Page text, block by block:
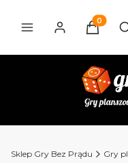
Sklep Gry Bez Prądu Gry